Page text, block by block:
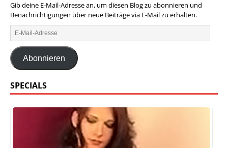
Gib deine E-Mail-Adresse an, um diesen Blog zu abonnieren und
Benachrichtigungen über neue Beiträge via E-Mail zu erhalten.
Abonnieren
SPECIALS